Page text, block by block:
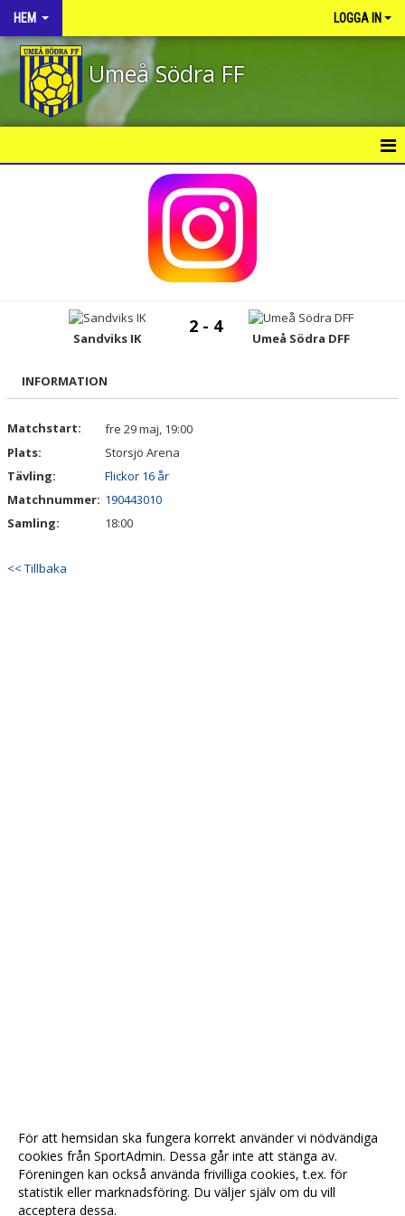
HEM LOGGA IN
Umeå Södra FF
VÅRA LAG/TRÄNARE
DOKUMENT
Sandviks IK
2 - 4
Umeå Södra DFF
INFORMATION
Matchstart:
fre 29 maj, 19:00
Plats:
Storsjö Arena
Tävling:
Flickor 16 år
Matchnummer: 190443010
Samling:
18:00
<< Tillbaka
För att hemsidan ska fungera korrekt använder vi nödvändiga
cookies från SportAdmin. Dessa går inte att stänga av.
Föreningen kan också använda frivilliga cookies, t.ex. för
statistik eller marknadsföring. Du väljer själv om du vill
acceptera dessa.